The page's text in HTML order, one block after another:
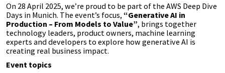
On 28 April 2025, we’re proud to be part of the AWS Deep Dive
Days in Munich. The event’s focus, “Generative AI in
Production – From Models to Value”, brings together
technology leaders, product owners, machine learning
experts and developers to explore how generative AI is
creating real business impact.
Event topics